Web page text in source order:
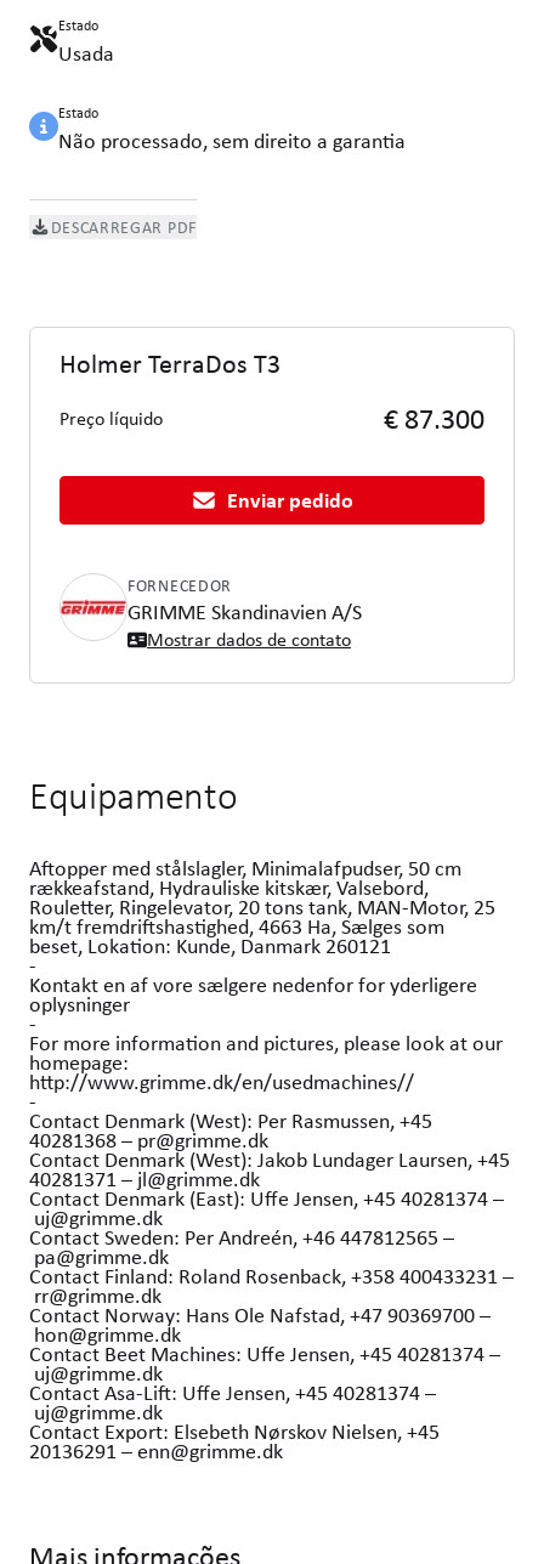
Estado
Usada
Estado
Não processado, sem direito a garantia
DESCARREGAR PDF
Holmer TerraDos T3
Preço líquido € 87.300
Enviar pedido
FORNECEDOR
GRIMME Skandinavien A/S
Mostrar dados de contato
Equipamento
Aftopper med stålslagler, Minimalafpudser, 50 cm
rækkeafstand, Hydrauliske kitskær, Valsebord,
Rouletter, Ringelevator, 20 tons tank, MAN-Motor, 25
km/t fremdriftshastighed, 4663 Ha, Sælges som
beset, Lokation: Kunde, Danmark 260121
-
Kontakt en af vore sælgere nedenfor for yderligere
oplysninger
-
For more information and pictures, please look at our
homepage:
http://www.grimme.dk/en/usedmachines//
-
Contact Denmark (West): Per Rasmussen, +45
40281368 – pr@grimme.dk
Contact Denmark (West): Jakob Lundager Laursen, +45
40281371 – jl@grimme.dk
Contact Denmark (East): Uffe Jensen, +45 40281374 –
uj@grimme.dk
Contact Sweden: Per Andreén, +46 447812565 –
pa@grimme.dk
Contact Finland: Roland Rosenback, +358 400433231 –
rr@grimme.dk
Contact Norway: Hans Ole Nafstad, +47 90369700 –
hon@grimme.dk
Contact Beet Machines: Uffe Jensen, +45 40281374 –
uj@grimme.dk
Contact Asa-Lift: Uffe Jensen, +45 40281374 –
uj@grimme.dk
Contact Export: Elsebeth Nørskov Nielsen, +45
20136291 – enn@grimme.dk
Mais informações